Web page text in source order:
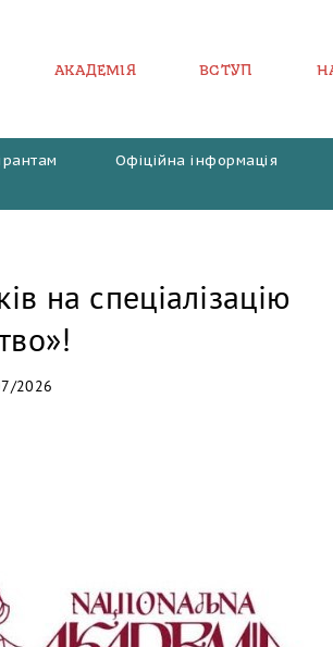
АКАДЕМІЯ ВСТУП
Офіційна інформація
на спеціалізацію
2026